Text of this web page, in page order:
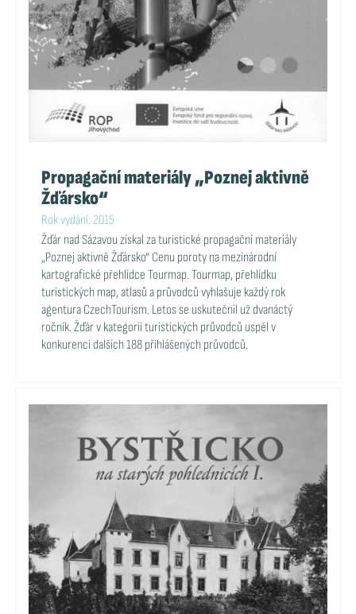
Propagační materiály „Poznej aktivně
Žďársko“
Rok vydání: 2015
Žďár nad Sázavou získal za turistické propagační materiály
„Poznej aktivně Žďársko“ Cenu poroty na mezinárodní
kartografické přehlídce Tourmap. Tourmap, přehlídku
turistických map, atlasů a průvodců vyhlašuje každý rok
agentura CzechTourism. Letos se uskutečnil už dvanáctý
ročník. Žďár v kategorii turistických průvodců uspěl v
konkurenci dalších 188 přihlášených průvodců.